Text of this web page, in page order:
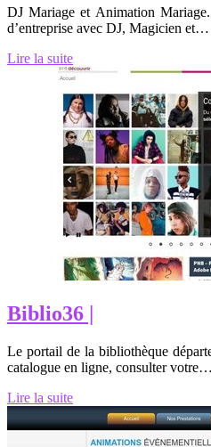
DJ Mariage et Animation
d’entreprise avec DJ, Magicien et…
Lire la suite
Biblio36 |
Le portail de la bibliothèque
catalogue en ligne, consulter votre…
Lire la suite